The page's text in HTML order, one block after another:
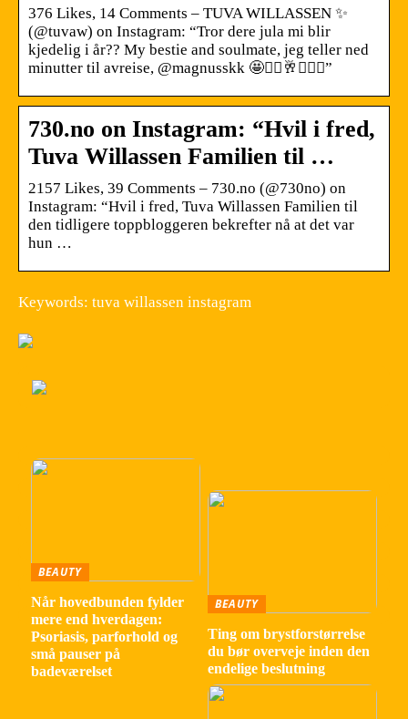
376 Likes, 14 Comments – TUVA WILLASSEN ✨
(@tuvaw) on Instagram: “Tror dere jula mi blir
kjedelig i år?? My bestie and soulmate, jeg teller ned
minutter til avreise, @magnusskk 🤩❤️‍🔥🥂💆🏽‍♀️”
730.no on Instagram: “Hvil i fred,
Tuva Willassen Familien til …
2157 Likes, 39 Comments – 730.no (@730no) on
Instagram: “Hvil i fred, Tuva Willassen Familien til
den tidligere toppbloggeren bekrefter nå at det var
hun …
Keywords: tuva willassen instagram
BEAUTY
Når hovedbunden fylder
mere end hverdagen:
Psoriasis, parforhold og
små pauser på
badeværelset
BEAUTY
Ting om brystforstørrelse
du bør overveje inden den
endelige beslutning